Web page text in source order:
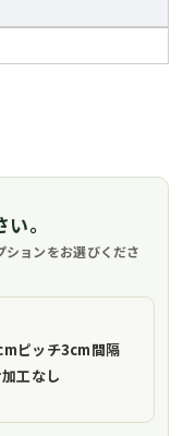
。
ョンをお選びくださ
プ棚受（標準仕様）
ピッチ3cm間隔
工なし